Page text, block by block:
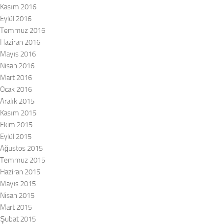
Kasım 2016
Eylül 2016
Temmuz 2016
Haziran 2016
Mayıs 2016
Nisan 2016
Mart 2016
Ocak 2016
Aralık 2015
Kasım 2015
Ekim 2015
Eylül 2015
Ağustos 2015
Temmuz 2015
Haziran 2015
Mayıs 2015
Nisan 2015
Mart 2015
Şubat 2015